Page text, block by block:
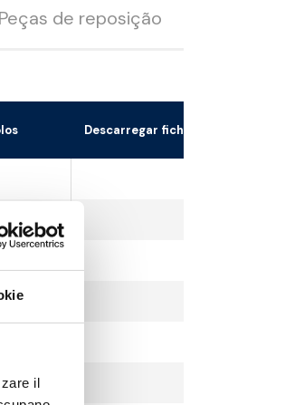
il
Peças de reposição
Descarregar ficheiro 3D